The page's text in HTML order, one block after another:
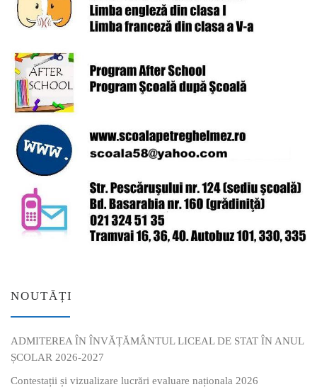
NOUTĂȚI
ADMITEREA ÎN ÎNVĂȚĂMÂNTUL LICEAL DE STAT ÎN ANUL
ȘCOLAR 2026-2027
Contestații și vizualizare lucrări evaluare naționala 2026